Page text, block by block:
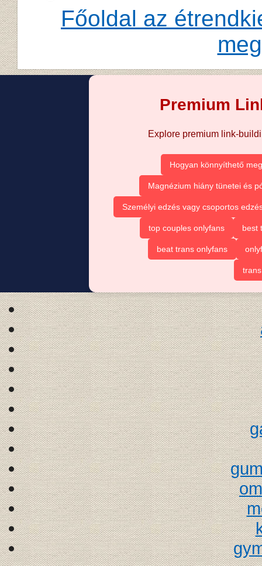
Főoldal az
Premium
Explore premium link-
Hogyan könnyíthető
Magnézium hiány tünetei és
Személyi edzés vagy csoportos
top couples onlyfans best
beat trans onlyfans